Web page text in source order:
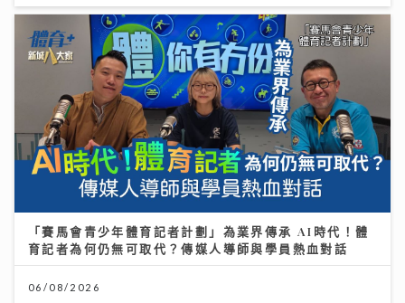
「賽馬會青少年體育記者計劃」為業界傳承 AI時代！體
育記者為何仍無可取代？傳媒人導師與學員熱血對話
06/08/2026